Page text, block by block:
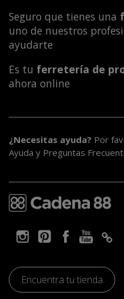
Seguro que tienes una
uno de nuestros
ayudarte
Es tu ferretería de
ahora online
¿Necesitas ayuda? Por
Ayuda y Preguntas
Encuentra tu tienda